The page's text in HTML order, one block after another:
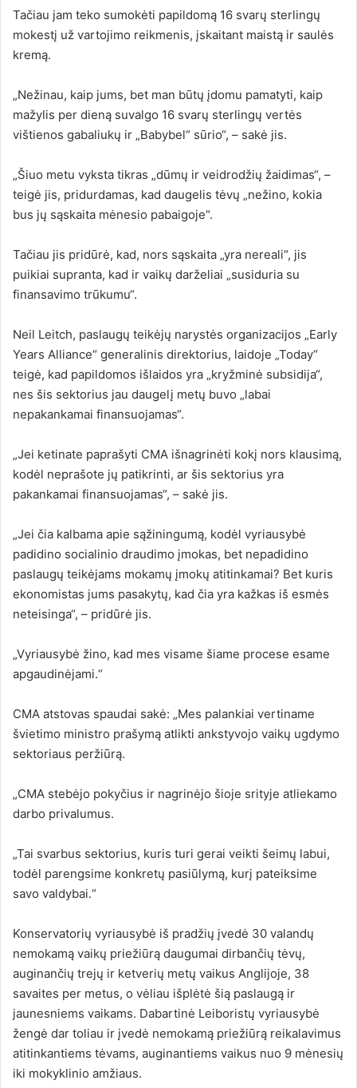
Tačiau jam teko sumokėti papildomą 16 svarų sterlingų
mokestį už vartojimo reikmenis, įskaitant maistą ir saulės
kremą.
„Nežinau, kaip jums, bet man būtų įdomu pamatyti, kaip
mažylis per dieną suvalgo 16 svarų sterlingų vertės
vištienos gabaliukų ir „Babybel“ sūrio“, – sakė jis.
„Šiuo metu vyksta tikras „dūmų ir veidrodžių žaidimas“, –
teigė jis, pridurdamas, kad daugelis tėvų „nežino, kokia
bus jų sąskaita mėnesio pabaigoje“.
Tačiau jis pridūrė, kad, nors sąskaita „yra nereali“, jis
puikiai supranta, kad ir vaikų darželiai „susiduria su
finansavimo trūkumu“.
Neil Leitch, paslaugų teikėjų narystės organizacijos „Early
Years Alliance“ generalinis direktorius, laidoje „Today“
teigė, kad papildomos išlaidos yra „kryžminė subsidija“,
nes šis sektorius jau daugelį metų buvo „labai
nepakankamai finansuojamas“.
„Jei ketinate paprašyti CMA išnagrinėti kokį nors klausimą,
kodėl neprašote jų patikrinti, ar šis sektorius yra
pakankamai finansuojamas“, – sakė jis.
„Jei čia kalbama apie sąžiningumą, kodėl vyriausybė
padidino socialinio draudimo įmokas, bet nepadidino
paslaugų teikėjams mokamų įmokų atitinkamai? Bet kuris
ekonomistas jums pasakytų, kad čia yra kažkas iš esmės
neteisinga“, – pridūrė jis.
„Vyriausybė žino, kad mes visame šiame procese esame
apgaudinėjami.“
CMA atstovas spaudai sakė: „Mes palankiai vertiname
švietimo ministro prašymą atlikti ankstyvojo vaikų ugdymo
sektoriaus peržiūrą.
„CMA stebėjo pokyčius ir nagrinėjo šioje srityje atliekamo
darbo privalumus.
„Tai svarbus sektorius, kuris turi gerai veikti šeimų labui,
todėl parengsime konkretų pasiūlymą, kurį pateiksime
savo valdybai.“
Konservatorių vyriausybė iš pradžių įvedė 30 valandų
nemokamą vaikų priežiūrą daugumai dirbančių tėvų,
auginančių trejų ir ketverių metų vaikus Anglijoje, 38
savaites per metus, o vėliau išplėtė šią paslaugą ir
jaunesniems vaikams. Dabartinė Leiboristų vyriausybė
žengė dar toliau ir įvedė nemokamą priežiūrą reikalavimus
atitinkantiems tėvams, auginantiems vaikus nuo 9 mėnesių
iki mokyklinio amžiaus.